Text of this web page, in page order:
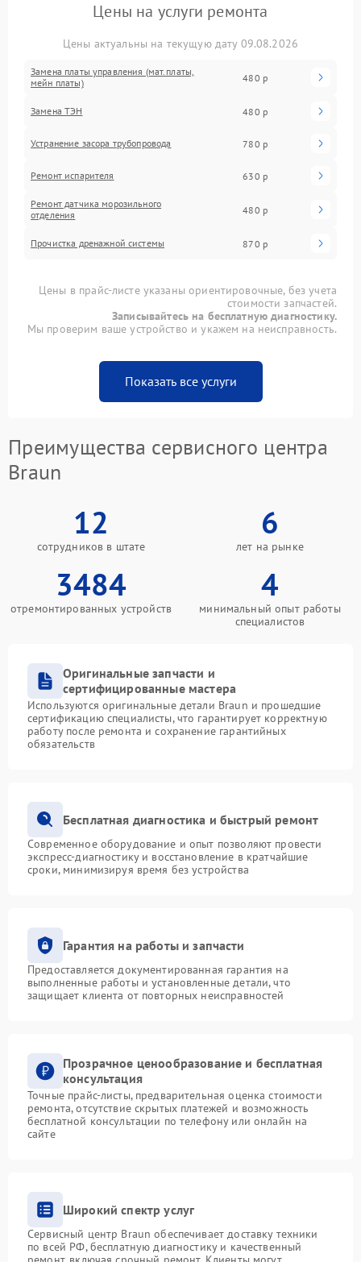
Цены на услуги ремонта
Цены актуальны на текущую дату 09.08.2026
Замена платы управления (мат.платы,
мейн платы)
480 р
Замена ТЭН 480 р
Устранение засора трубопровода 780 р
Ремонт испарителя 630 р
Ремонт датчика морозильного
отделения
480 р
Прочистка дренажной системы 870 р
Цены в прайс-листе указаны ориентировочные, без учета
стоимости запчастей.
Записывайтесь на бесплатную диагностику.
Мы проверим ваше устройство и укажем на неисправность.
Показать все услуги
Преимущества сервисного центра
Braun
12
сотрудников в штате
6
лет на рынке
3484
отремонтированных устройств
4
минимальный опыт работы
специалистов
Оригинальные запчасти и
сертифицированные мастера
Используются оригинальные детали Braun и прошедшие
сертификацию специалисты, что гарантирует корректную
работу после ремонта и сохранение гарантийных
обязательств
Бесплатная диагностика и быстрый ремонт
Современное оборудование и опыт позволяют провести
экспресс-диагностику и восстановление в кратчайшие
сроки, минимизируя время без устройства
Гарантия на работы и запчасти
Предоставляется документированная гарантия на
выполненные работы и установленные детали, что
защищает клиента от повторных неисправностей
Прозрачное ценообразование и бесплатная
консультация
Точные прайс-листы, предварительная оценка стоимости
ремонта, отсутствие скрытых платежей и возможность
бесплатной консультации по телефону или онлайн на
сайте
Широкий спектр услуг
Сервисный центр Braun обеспечивает доставку техники
по всей РФ, бесплатную диагностику и качественный